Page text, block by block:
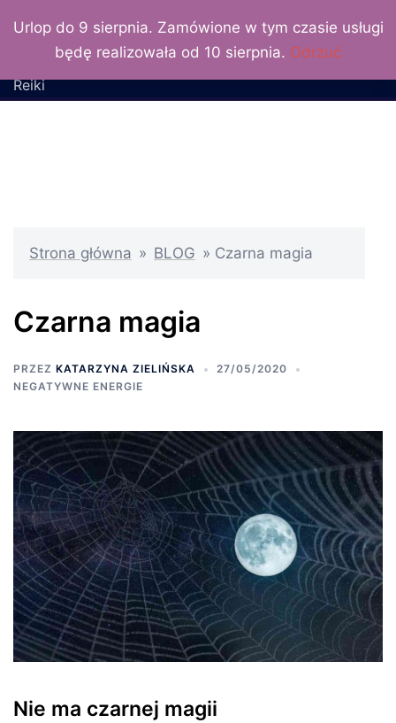
Urlop do 9 sierpnia. Zamówione w tym czasie usługi
będę realizowała od 10 sierpnia. Odrzuć
doKatarzyna Zielińska –
wróżka, numerolog, Mistrz
Reiki
Strona główna » BLOG » Czarna magia
Czarna magia
PRZEZ KATARZYNA ZIELIŃSKA
27/05/2020
NEGATYWNE ENERGIE
Nie ma czarnej magii